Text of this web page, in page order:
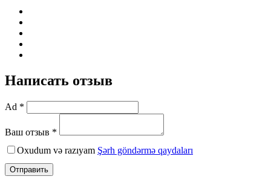
Написать отзыв
Ad *
Ваш отзыв *
Oxudum və razıyam Şərh göndərmə qaydaları
Отправить